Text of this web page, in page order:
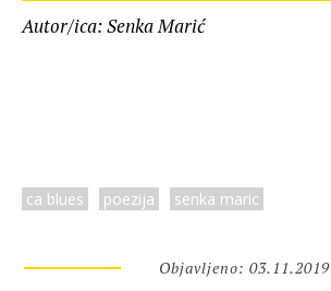
Autor/ica: Senka Marić
ca blues poezija senka maric
Objavljeno: 03.11.2019